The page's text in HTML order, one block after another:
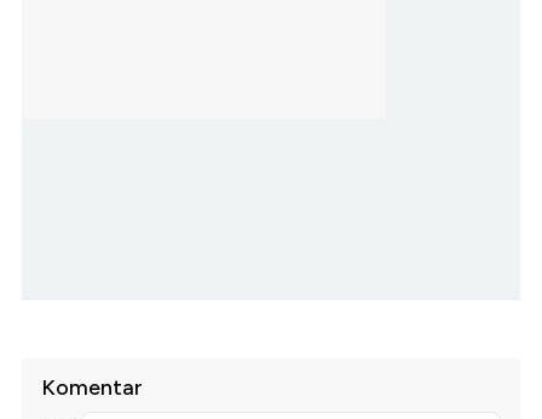
Komentar